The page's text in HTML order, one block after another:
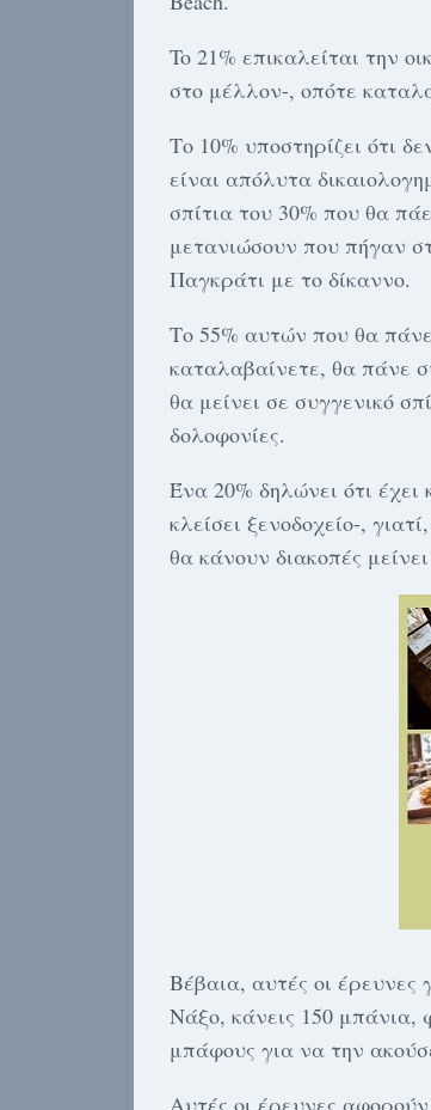
To 21% επικαλείται την
στο μέλλον-, οπότε
Το 10% υποστηρίζει ότι
είναι απόλυτα
σπίτια του 30% που θα
μετανιώσουν που πήγαν
Παγκράτι με το δίκαννο.
Το 55% αυτών που θα πάνε
καταλαβαίνετε, θα πάνε
θα μείνει σε συγγενικό
δολοφονίες.
Ένα 20% δηλώνει ότι έχει
κλείσει ξενοδοχείο-,
θα κάνουν διακοπές
Βέβαια, αυτές οι έρευνες
Νάξο, κάνεις 150 μπάνια,
μπάφους για να την
Αυτές οι έρευνες